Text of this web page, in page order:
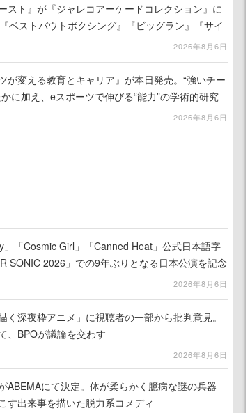
スト』が『ジャレコアーケードコレクション』に
ベストバウトボクシング』『ビッグラン』『サイ
2026年8月6日
が変える教育とキャリア』が本日発売。“強いチー
に加え、eスポーツで伸びる“能力”の学術的研究
2026年8月6日
「Cosmic Girl」「Canned Heat」公式日本語字
SONIC 2026」での9年ぶりとなる日本公演を記念
2026年8月6日
く深夜枠アニメ」に視聴者の一部から批判意見。
、BPOが議論を交わす
2026年8月6日
ABEMAにて決定。体が柔らかく臆病な謎の兵器
す出来事を描いた脱力系コメディ